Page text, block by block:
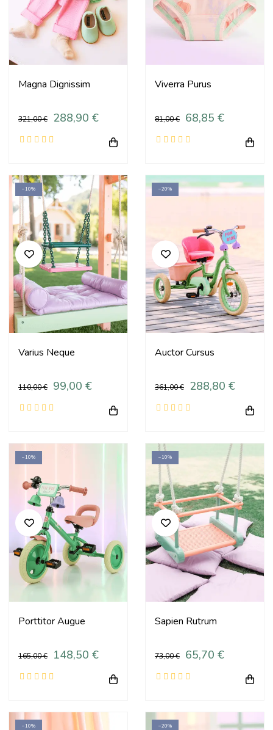
Magna Dignissim
321,00 € 288,90 €
Viverra Purus
81,00 € 68,85 €
−10%
Varius Neque
110,00 € 99,00 €
−20%
Auctor Cursus
361,00 € 288,80 €
−10%
Porttitor Augue
165,00 € 148,50 €
−10%
Sapien Rutrum
73,00 € 65,70 €
−10% −20%